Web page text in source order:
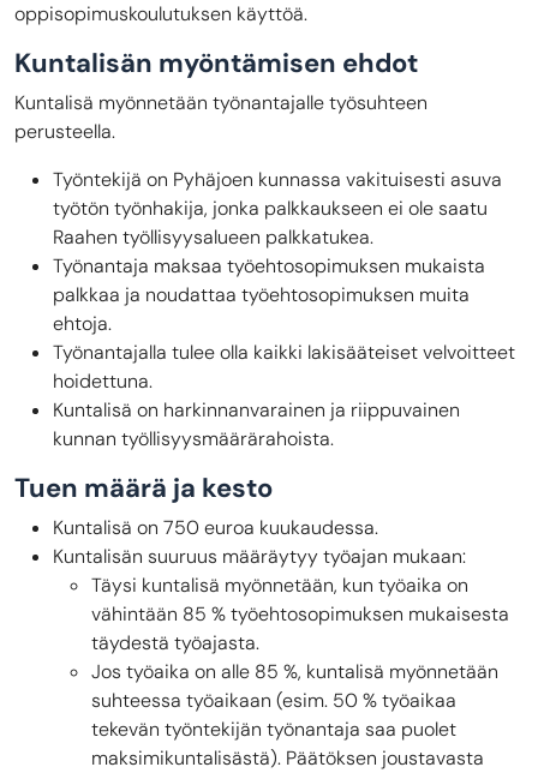
oppisopimuskoulutuksen käyttöä.
Kuntalisän myöntämisen ehdot
Kuntalisä myönnetään työnantajalle työsuhteen
perusteella.
Työntekijä on Pyhäjoen kunnassa vakituisesti asuva
työtön työnhakija, jonka palkkaukseen ei ole saatu
Raahen työllisyysalueen palkkatukea.
Työnantaja maksaa työehtosopimuksen mukaista
palkkaa ja noudattaa työehtosopimuksen muita
ehtoja.
Työnantajalla tulee olla kaikki lakisääteiset velvoitteet
hoidettuna.
Kuntalisä on harkinnanvarainen ja riippuvainen
kunnan työllisyysmäärärahoista.
Tuen määrä ja kesto
Kuntalisä on 750 euroa kuukaudessa.
Kuntalisän suuruus määräytyy työajan mukaan:
Täysi kuntalisä myönnetään, kun työaika on
vähintään 85 % työehtosopimuksen mukaisesta
täydestä työajasta.
Jos työaika on alle 85 %, kuntalisä myönnetään
suhteessa työaikaan (esim. 50 % työaikaa
tekevän työntekijän työnantaja saa puolet
maksimikuntalisästä). Päätöksen joustavasta